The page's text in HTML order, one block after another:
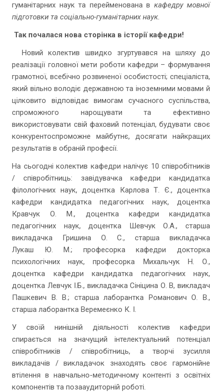
гуманітарних наук та перейменована в кафедру мовної
підготовки та соціально-гуманітарних наук.
Так почалася нова сторінка в історії кафедри!
Новий колектив швидко згуртувався на шляху до
реалізації головної мети роботи кафедри – формування
грамотної, всебічно розвиненої особистості; спеціаліста,
який вільно володіє державною та іноземними мовами й
цілковито відповідає вимогам сучасного суспільства,
спроможного нарощувати та ефективно
використовувати свій фаховий потенціал, будувати своє
конкурентоспроможне майбутнє, досягати найкращих
результатів в обраній професії.
На сьогодні колектив кафедри налічує 10 співробітників
/ співробітниць: завідувачка кафедри кандидатка
філологічних наук, доцентка Карлова Т. Є., доцентка
кафедри кандидатка педагогічних наук, доцентка
Кравчук О. М., доцентка кафедри кандидатка
педагогічних наук, доцентка Шевчук О.А., старша
викладачка Гришина О. С., старша викладачка
Лукаш Ю. М.; професорка кафедри докторка
психологічних наук, професорка Михальчук Н. О.,
доцентка кафедри кандидатка педагогічних наук,
доцентка Левчук І.Б., викладачка Сініцина О. В, викладач
Пашкевич В. В.; старша лаборантка Романович О. В.,
старша лаборантка Веремеєнко К. І.
У своїй нинішній діяльності колектив кафедри
спирається на значущий інтелектуальний потенціал
співробітників / співробітниць, а творчі зусилля
викладачів / викладачок знаходять своє гармонійне
втілення в навчально-методичному контенті з освітніх
компонентів та позааудиторній роботі.